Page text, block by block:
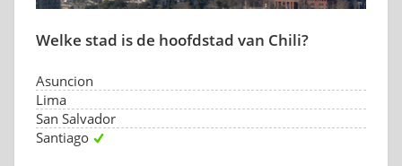
Welke stad is de hoofdstad van Chili?
Asuncion
Lima
San Salvador
Santiago